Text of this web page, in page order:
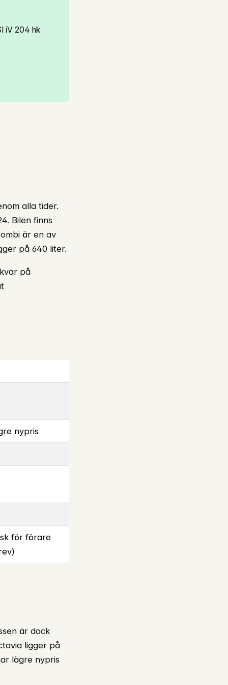
iV 204 hk
alla tider.
Bilen finns
är en av
på 640 liter.
på
nypris
för förare
är dock
ligger på
lägre nypris